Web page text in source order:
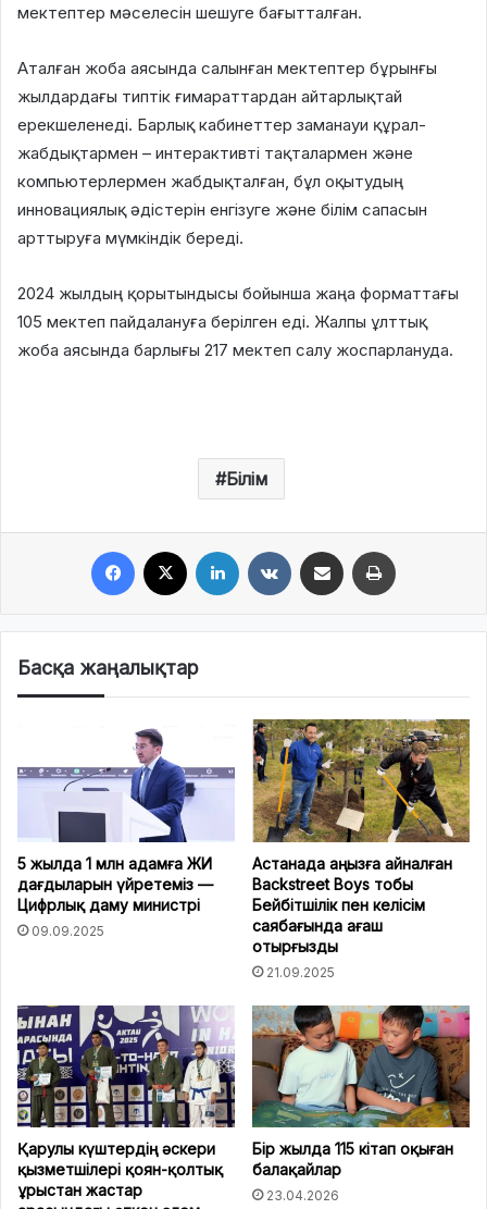
мектептер мәселесін шешуге бағытталған.
Аталған жоба аясында салынған мектептер бұрынғы
жылдардағы типтік ғимараттардан айтарлықтай
ерекшеленеді. Барлық кабинеттер заманауи құрал-
жабдықтармен – интерактивті тақталармен және
компьютерлермен жабдықталған, бұл оқытудың
инновациялық әдістерін енгізуге және білім сапасын
арттыруға мүмкіндік береді.
2024 жылдың қорытындысы бойынша жаңа форматтағы
105 мектеп пайдалануға берілген еді. Жалпы ұлттық
жоба аясында барлығы 217 мектеп салу жоспарлануда.
Білім
Басқа жаңалықтар
5 жылда 1 млн адамға ЖИ
дағдыларын үйретеміз —
Цифрлық даму министрі
09.09.2025
Астанада аңызға айналған
Backstreet Boys тобы
Бейбітшілік пен келісім
саябағында ағаш
отырғызды
21.09.2025
Қарулы күштердің әскери
қызметшілері қоян-қолтық
ұрыстан жастар
Бір жылда 115 кітап оқыған
балақайлар
23.04.2026